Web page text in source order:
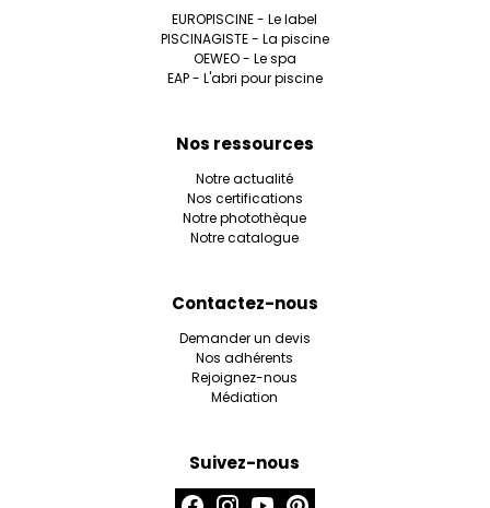
EUROPISCINE - Le label
PISCINAGISTE - La piscine
OEWEO - Le spa
EAP - L'abri pour piscine
Nos ressources
Notre actualité
Nos certifications
Notre photothèque
Notre catalogue
Contactez-nous
Demander un devis
Nos adhérents
Rejoignez-nous
Médiation
Suivez-nous